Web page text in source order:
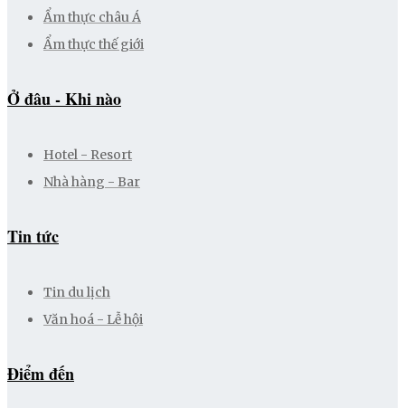
Ẩm thực châu Á
Ẩm thực thế giới
Ở đâu - Khi nào
Hotel - Resort
Nhà hàng - Bar
Tin tức
Tin du lịch
Văn hoá - Lễ hội
Điểm đến